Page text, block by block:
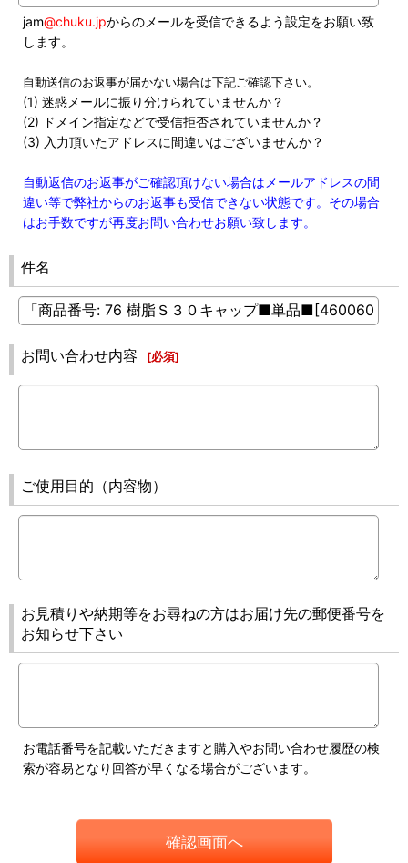
jam@chuku.jpからのメールを受信できるよう設定をお願い致
します。
自動送信のお返事が届かない場合は下記ご確認下さい。
(1) 迷惑メールに振り分けられていませんか？
(2) ドメイン指定などで受信拒否されていませんか？
(3) 入力頂いたアドレスに間違いはございませんか？
自動返信のお返事がご確認頂けない場合はメールアドレスの間
違い等で弊社からのお返事も受信できない状態です。その場合
はお手数ですが再度お問い合わせお願い致します。
件名
お問い合わせ内容 [必須]
ご使用目的（内容物）
お見積りや納期等をお尋ねの方はお届け先の郵便番号を
お知らせ下さい
お電話番号を記載いただきますと購入やお問い合わせ履歴の検
索が容易となり回答が早くなる場合がございます。
確認画面へ